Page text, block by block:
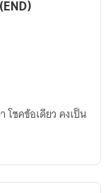
โชคข้อเดียว คงเป็น